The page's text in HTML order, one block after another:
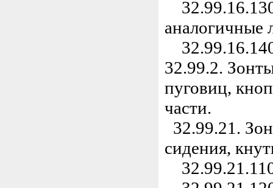
аналогичные
32.99.2.
пуговиц,
части.
32.99.21.
сидения,